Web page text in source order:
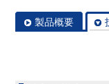
製品概要